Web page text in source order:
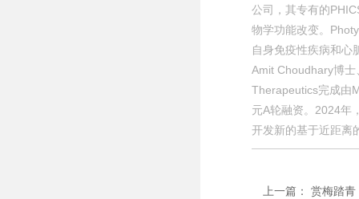
公司，其专有的
物学功能改变。
自身免疫性疾病和心
Amit Choudhary博
Therapeutics完成由
元A轮融资。2024年
开发新的基于近距离
上一篇： 赏梅踏